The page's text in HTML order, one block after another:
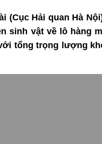
(Cục Hải quan Hà
sinh vật về lô hàng
tổng trọng lượng